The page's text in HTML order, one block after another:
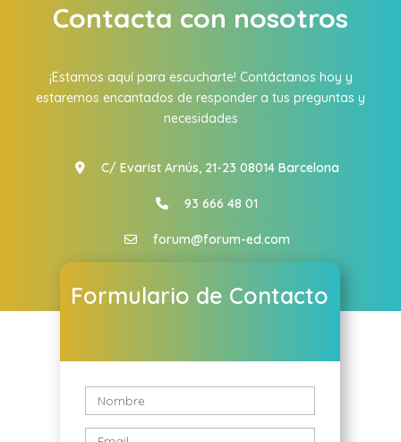
Formulario de Contacto
Contacta con nosotros
¡Estamos aquí para escucharte! Contáctanos hoy y
estaremos encantados de responder a tus preguntas y
necesidades
C/ Evarist Arnús, 21-23 08014 Barcelona
93 666 48 01
forum@forum-ed.com